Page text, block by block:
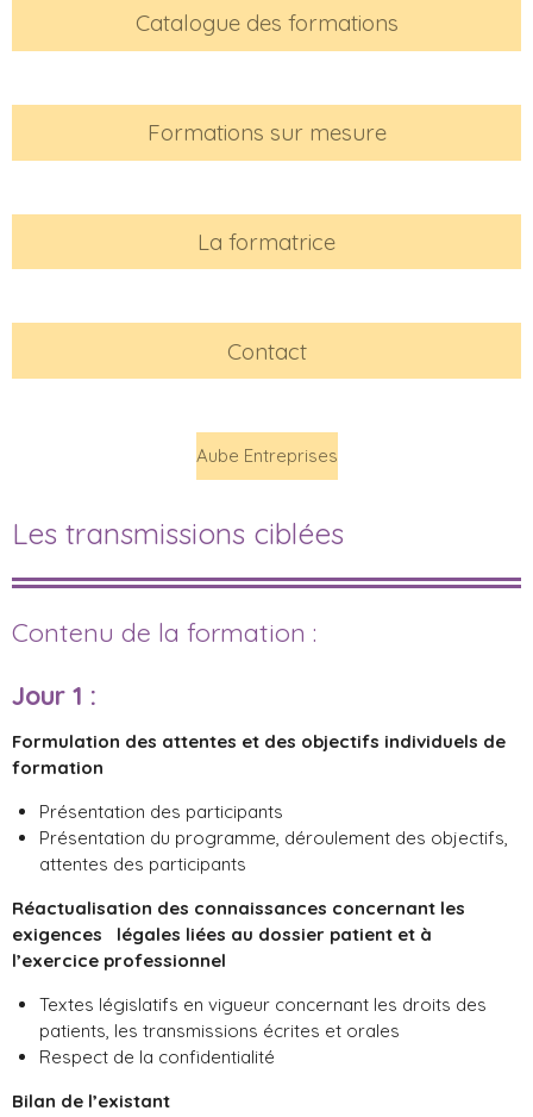
Catalogue des formations
Formations sur mesure
La formatrice
Contact
Aube Entreprises
Les transmissions ciblées
Contenu de la formation :
Jour 1 :
Formulation des attentes et des objectifs individuels de
formation
Présentation des participants
Présentation du programme, déroulement des objectifs,
attentes des participants
Réactualisation des connaissances concernant les
exigences légales liées au dossier patient et à
l’exercice professionnel
Textes législatifs en vigueur concernant les droits des
patients, les transmissions écrites et orales
Respect de la confidentialité
Bilan de l’existant